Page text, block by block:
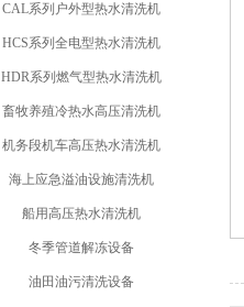
CAL系列户外型热水清洗机
HCS系列全电型热水清洗机
HDR系列燃气型热水清洗机
畜牧养殖冷热水高压清洗机
机务段机车高压热水清洗机
海上应急溢油设施清洗机
船用高压热水清洗机
冬季管道解冻设备
油田油污清洗设备